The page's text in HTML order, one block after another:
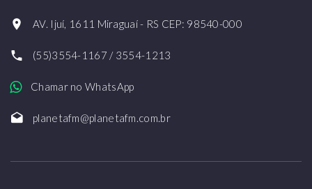
AV. Ijuí, 1611 Miraguaí - RS CEP: 98540-000
(55)3554-1167 / 3554-1213
Chamar no WhatsApp
planetafm@planetafm.com.br